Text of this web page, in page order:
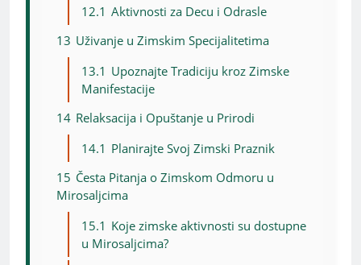
12.1 Aktivnosti za Decu i Odrasle
13 Uživanje u Zimskim Specijalitetima
13.1 Upoznajte Tradiciju kroz Zimske
Manifestacije
14 Relaksacija i Opuštanje u Prirodi
14.1 Planirajte Svoj Zimski Praznik
15 Česta Pitanja o Zimskom Odmoru u
Mirosaljcima
15.1 Koje zimske aktivnosti su dostupne
u Mirosaljcima?